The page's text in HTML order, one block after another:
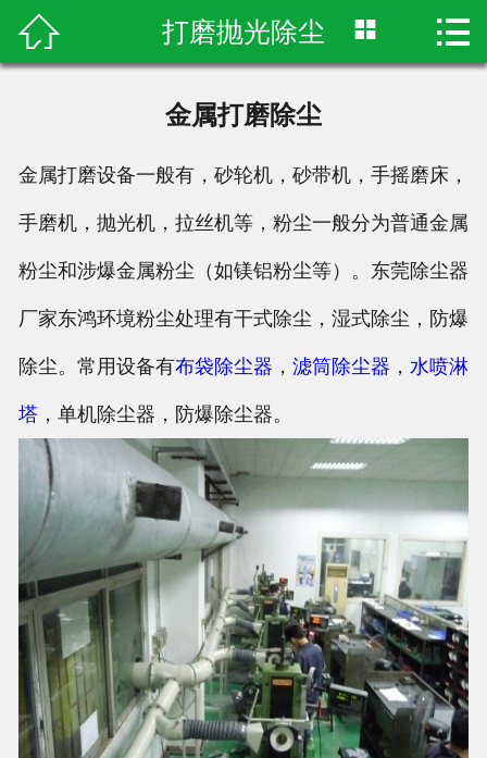
 首页
粉尘处理案例
废水噪音
联系东鸿
 打磨抛光除尘  
金属打磨除尘
金属打磨设备一般有，砂轮机，砂带机，手摇磨床，
手磨机，抛光机，拉丝机等，粉尘一般分为普通金属
粉尘和涉爆金属粉尘（如镁铝粉尘等）。东莞除尘器
厂家东鸿环境粉尘处理有干式除尘，湿式除尘，防爆
除尘。常用设备有布袋除尘器 ， 滤筒除尘器 ， 水喷淋
塔 ，单机除尘器，防爆除尘器。